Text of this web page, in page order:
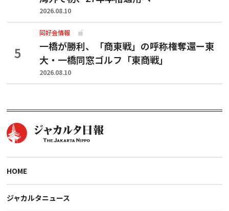
2026.08.10
同好会情報
一橋が勝利、「商東戦」の呼称権奪還ー東
大・一橋同窓ゴルフ「東商戦」
2026.08.10
HOME
ジャカルタニュース